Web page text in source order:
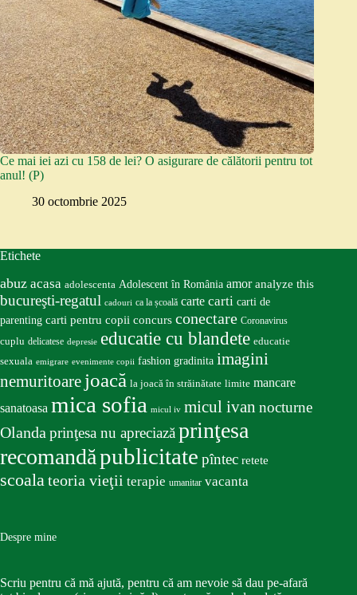
Ce mai iei azi cu 158 de lei? O asigurare de călătorii pentru tot
anul! (P)
30 octombrie 2025
Etichete
abuz acasa adolescenta Adolescent în România amor analyze this
bucureşti-regatul cadouri ca la școală carte carti carti de
parenting carti pentru copii concurs conectare Coronavirus
cuplu delicatese depresie educatie cu blandete educatie
sexuala emigrare evenimente copii fashion gradinita imagini
nemuritoare joacă la joacă în străinătate limite mancare
sanatoasa mica sofia micul iv micul ivan nocturne
Olandaprinţesa nu apreciazăprinţesa
recomandăpublicitate pîntec retete
scoalateoria vieţii terapie umanitar vacanta
Despre mine
Scriu pentru că mă ajută, pentru că am nevoie să dau pe-afară